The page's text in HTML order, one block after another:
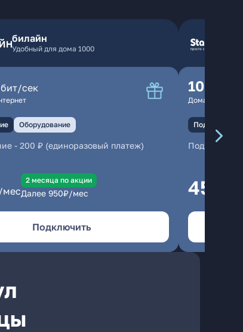
билайн
Удобный для дома 1000
сек
Оборудование
- 200 ₽ (единоразовый платеж)
2 месяцa по акции
Далее 950₽/мес
Подключить
100
Домашний
Подключение
450